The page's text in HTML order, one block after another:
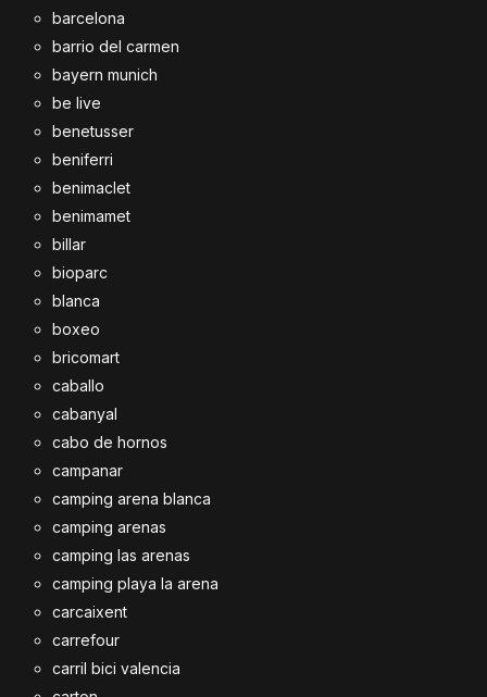
barcelona
barrio del carmen
bayern munich
be live
benetusser
beniferri
benimaclet
benimamet
billar
bioparc
blanca
boxeo
bricomart
caballo
cabanyal
cabo de hornos
campanar
camping arena blanca
camping arenas
camping las arenas
camping playa la arena
carcaixent
carrefour
carril bici valencia